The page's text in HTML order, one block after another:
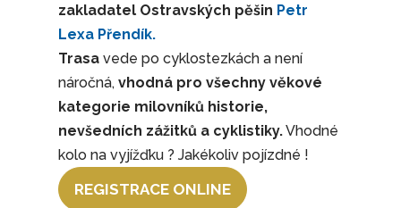
zakladatel Ostravských pěšin Petr
Lexa Přendík.
Trasavede po cyklostezkách a není
náročná, vhodná pro všechny věkové
kategorie milovníků historie,
nevšedních zážitků a cyklistiky.Vhodné
kolo na vyjížďku ? Jakékoliv pojízdné !
REGISTRACE ONLINE